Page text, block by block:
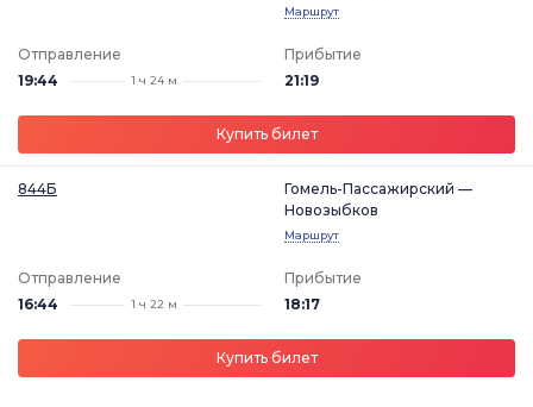
Маршрут
Отправление
19:44
1 ч 24 м
Прибытие
21:19
Купить билет
844Б
Гомель-Пассажирский —
Новозыбков
Маршрут
Отправление
16:44
1 ч 22 м
Прибытие
18:17
Купить билет